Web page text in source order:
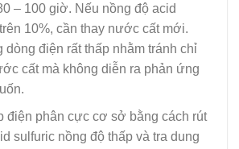
– 100 giờ. Nếu nồng độ acid
10%, cần thay nước cất mới.
dòng điện rất thấp nhằm tránh chỉ
cất mà không diễn ra phản ứng
điện phân cực cơ sở bằng cách rút
sulfuric nồng độ thấp và tra dung